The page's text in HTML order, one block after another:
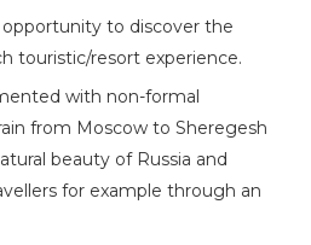
to discover the
touristic/resort experience.
with non-formal
from Moscow to Sheregesh
beauty of Russia and
for example through an